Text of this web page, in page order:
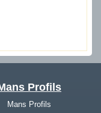
Profils
Mans Profils